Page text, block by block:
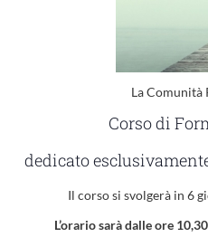
La Comunità
Corso di
dedicato
Il corso si svolgerà in 6
L’orario sarà dalle ore